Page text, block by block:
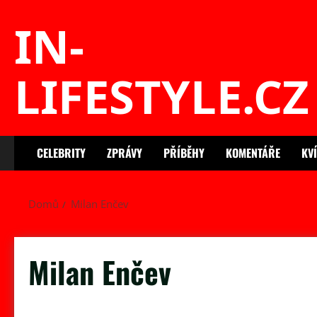
IN-
LIFESTYLE.CZ
CELEBRITY ZPRÁVY PŘÍBĚHY KOMENTÁŘE
Domů Milan Enčev
Milan Enčev